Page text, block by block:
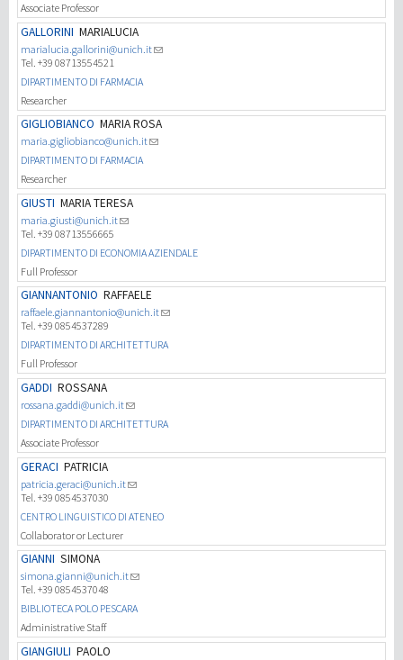
Associate Professor
GALLORINI MARIALUCIA
marialucia.gallorini@unich.it
Tel. +39 08713554521
DIPARTIMENTO DI FARMACIA
Researcher
GIGLIOBIANCO MARIA ROSA
maria.gigliobianco@unich.it
DIPARTIMENTO DI FARMACIA
Researcher
GIUSTI MARIA TERESA
maria.giusti@unich.it
Tel. +39 08713556665
DIPARTIMENTO DI ECONOMIA AZIENDALE
Full Professor
GIANNANTONIO RAFFAELE
raffaele.giannantonio@unich.it
Tel. +39 0854537289
DIPARTIMENTO DI ARCHITETTURA
Full Professor
GADDI ROSSANA
rossana.gaddi@unich.it
DIPARTIMENTO DI ARCHITETTURA
Associate Professor
GERACI PATRICIA
patricia.geraci@unich.it
Tel. +39 0854537030
CENTRO LINGUISTICO DI ATENEO
Collaborator or Lecturer
GIANNI SIMONA
simona.gianni@unich.it
Tel. +39 0854537048
BIBLIOTECA POLO PESCARA
Administrative Staff
GIANGIULI PAOLO